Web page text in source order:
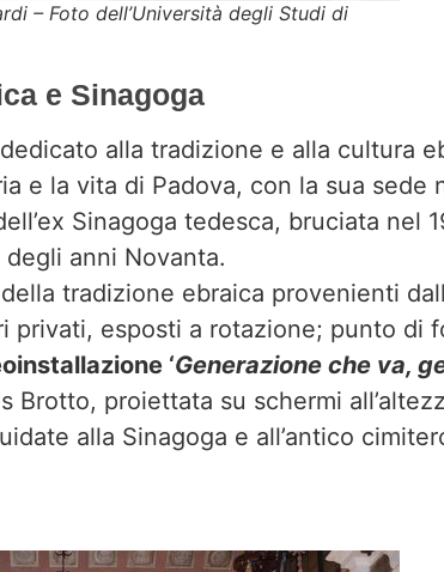
– Foto dell’Università degli Studi di
e Sinagoga
alla tradizione e alla cultura
e la vita di Padova, con la sua sede
Sinagoga tedesca, bruciata nel
anni Novanta.
tradizione ebraica provenienti
privati, esposti a rotazione; punto di
‘Generazione che va,
Brotto, proiettata su schermi
alla Sinagoga e all’antico